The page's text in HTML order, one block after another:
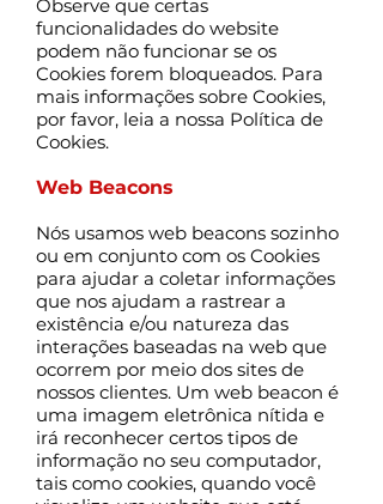
Observe que certas
funcionalidades do website
podem não funcionar se os
Cookies forem bloqueados. Para
mais informações sobre Cookies,
por favor, leia a nossa Política de
Cookies.
Web Beacons
Nós usamos web beacons sozinho
ou em conjunto com os Cookies
para ajudar a coletar informações
que nos ajudam a rastrear a
existência e/ou natureza das
interações baseadas na web que
ocorrem por meio dos sites de
nossos clientes. Um web beacon é
uma imagem eletrônica nítida e
irá reconhecer certos tipos de
informação no seu computador,
tais como cookies, quando você